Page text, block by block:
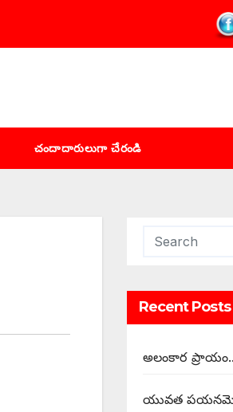
చందాదారులుగా చేరండి
Recent Posts
అలంకార
యువత